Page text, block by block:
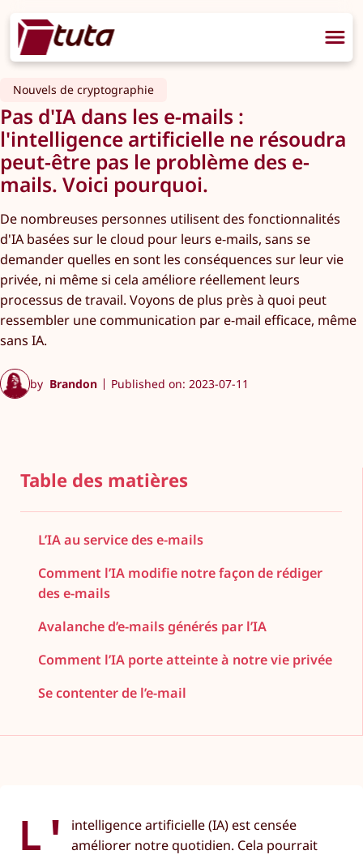
Nouvels de cryptographie
Pas d'IA dans les e-mails :
l'intelligence artificielle ne résoudra
peut-être pas le problème des e-
mails. Voici pourquoi.
De nombreuses personnes utilisent des fonctionnalités
d'IA basées sur le cloud pour leurs e-mails, sans se
demander quelles en sont les conséquences sur leur vie
privée, ni même si cela améliore réellement leurs
processus de travail. Voyons de plus près à quoi peut
ressembler une communication par e-mail efficace, même
sans IA.
by Brandon Published on: 2023-07-11
Table des matières
L’IA au service des e-mails
Comment l’IA modifie notre façon de rédiger
des e-mails
Avalanche d’e-mails générés par l’IA
Comment l’IA porte atteinte à notre vie privée
Se contenter de l’e-mail
L'
intelligence artificielle (IA) est censée
améliorer notre quotidien. Cela pourrait